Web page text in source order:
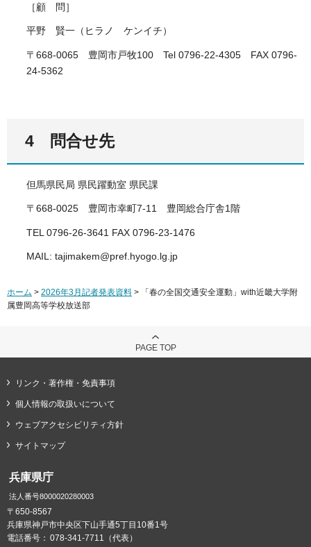
［顧 問］
平野 賢一（ヒラノ ケンイチ）
〒668-0065 豊岡市戸牧100 Tel 0796-22-4305 FAX 0796-
24-5362
4 問合せ先
但馬県民局 県民躍動室 県民課
〒668-0025 豊岡市幸町7-11 豊岡総合庁舎1階
TEL 0796-26-3641 FAX 0796-23-1476
MAIL: tajimakem@pref.hyogo.lg.jp
ホーム > 2026年3月記者発表資料 > 「春の全国交通安全運動」with近畿大学附
属豊岡高等学校放送部
PAGE TOP
リンク・著作権・免責事項
個人情報の取扱いについて
ウェブアクセシビリティ方針
サイトマップ
兵庫県庁
法人番号8000020280003
〒650-8567
兵庫県神戸市中央区下山手通5丁目10番1号
電話番号： 078-341-7711（代表）